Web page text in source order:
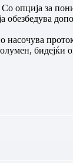
опција за
бидејќи